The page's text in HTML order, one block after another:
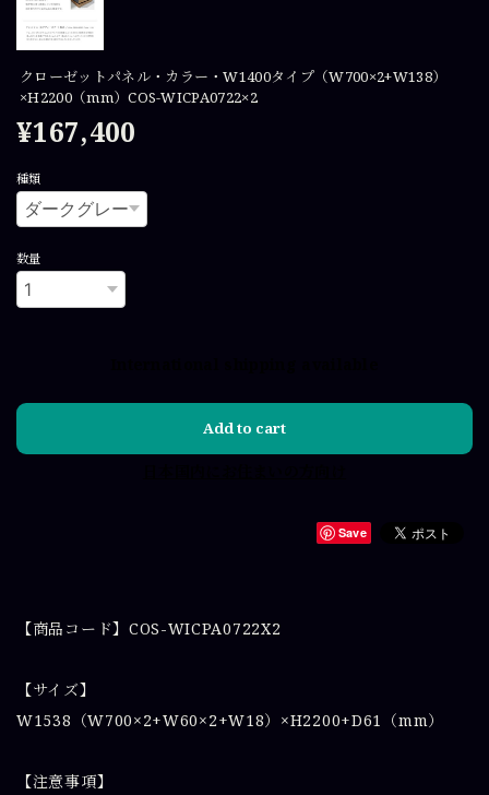
クローゼットパネル・カラー・W1400タイプ（W700×2+W138）
×H2200（mm）COS-WICPA0722×2
¥167,400
種類
数量
Add to cart
Save
【商品コード】COS-WICPA0722X2
【サイズ】
W1538（W700×2+W60×2+W18）×H2200+D61（mm）
【注意事項】